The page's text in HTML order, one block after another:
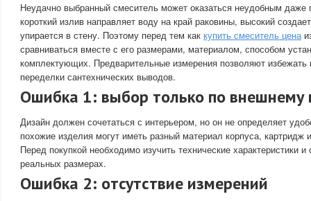
Неудачно выбранный смеситель может оказаться неудобным даже
короткий излив направляет воду на край раковины, высокий
упирается в стену. Поэтому перед тем как купить смеситель цена
сравниваться вместе с его размерами, материалом, способом
комплектующих. Предварительные измерения позволяют избежать
переделки сантехнических выводов.
Ошибка 1: выбор только по внешнему
Дизайн должен сочетаться с интерьером, но он не определяет
похожие изделия могут иметь разный материал корпуса, картридж
Перед покупкой необходимо изучить технические характеристики
реальных размерах.
Ошибка 2: отсутствие измерений